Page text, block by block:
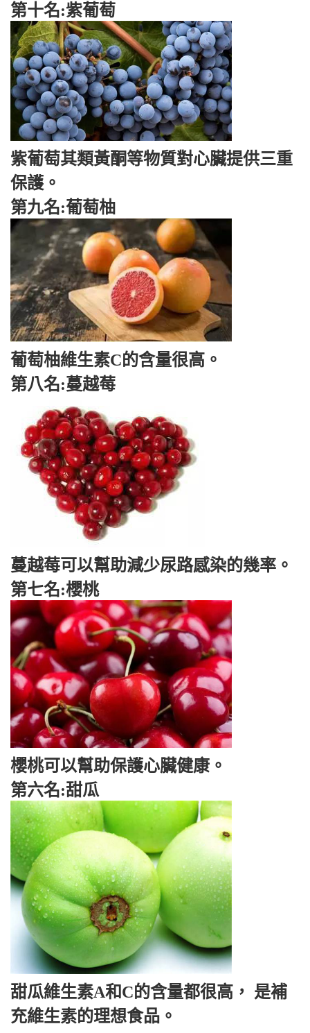
第十名:紫葡萄
紫葡萄其類黃酮等物質對心臟提供三重
保護。
第九名:葡萄柚
葡萄柚維生素C的含量很高。
第八名:蔓越莓
蔓越莓可以幫助減少尿路感染的幾率。
第七名:櫻桃
櫻桃可以幫助保護心臟健康。
第六名:甜瓜
甜瓜維生素A和C的含量都很高， 是補
充維生素的理想食品。